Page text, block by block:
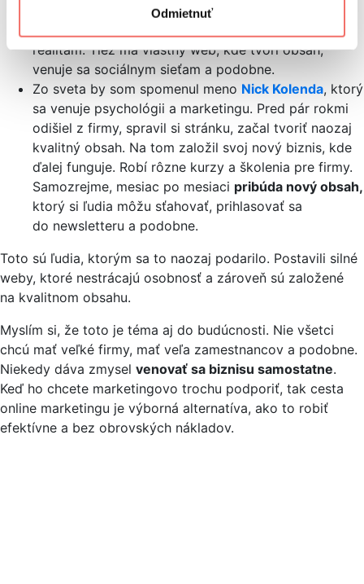
Odmietnuť
ktorý sa tomu venuje v rámci online marketingu.
realitám. Tiež má vlastný web, kde tvorí obsah,
venuje sa sociálnym sieťam a podobne.
Zo sveta by som spomenul meno Nick Kolenda, ktorý
sa venuje psychológii a marketingu. Pred pár rokmi
odišiel z firmy, spravil si stránku, začal tvoriť naozaj
kvalitný obsah. Na tom založil svoj nový biznis, kde
ďalej funguje. Robí rôzne kurzy a školenia pre firmy.
Samozrejme, mesiac po mesiaci pribúda nový obsah,
ktorý si ľudia môžu sťahovať, prihlasovať sa
do newsletteru a podobne.
Toto sú ľudia, ktorým sa to naozaj podarilo. Postavili silné
weby, ktoré nestrácajú osobnosť a zároveň sú založené
na kvalitnom obsahu.
Myslím si, že toto je téma aj do budúcnosti. Nie všetci
chcú mať veľké firmy, mať veľa zamestnancov a podobne.
Niekedy dáva zmysel venovať sa biznisu samostatne.
Keď ho chcete marketingovo trochu podporiť, tak cesta
online marketingu je výborná alternatíva, ako to robiť
efektívne a bez obrovských nákladov.